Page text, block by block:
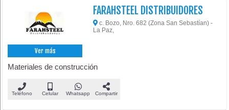
Ver más
FARAHSTEEL DISTRIBUIDORES
c. Bozo, Nro. 682 (Zona San Sebastían) -
La Paz,
Materiales de construcción
Teléfono Celular Whatsapp Compartir